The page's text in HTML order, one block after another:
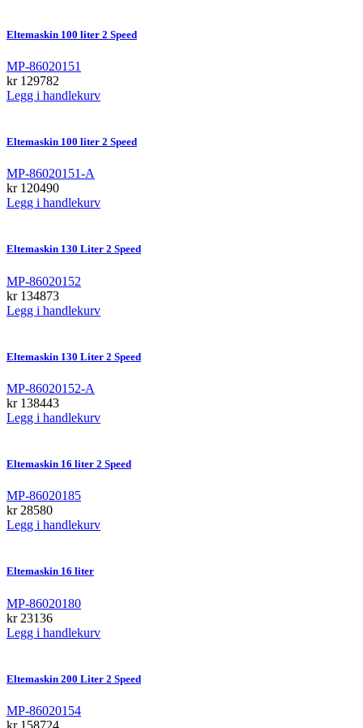
Eltemaskin 100 liter 2 Speed
MP-86020151
kr129782
Legg i handlekurv
Eltemaskin 100 liter 2 Speed
MP-86020151-A
kr120490
Legg i handlekurv
Eltemaskin 130 Liter 2 Speed
MP-86020152
kr134873
Legg i handlekurv
Eltemaskin 130 Liter 2 Speed
MP-86020152-A
kr138443
Legg i handlekurv
Eltemaskin 16 liter 2 Speed
MP-86020185
kr28580
Legg i handlekurv
Eltemaskin 16 liter
MP-86020180
kr23136
Legg i handlekurv
Eltemaskin 200 Liter 2 Speed
MP-86020154
kr158724